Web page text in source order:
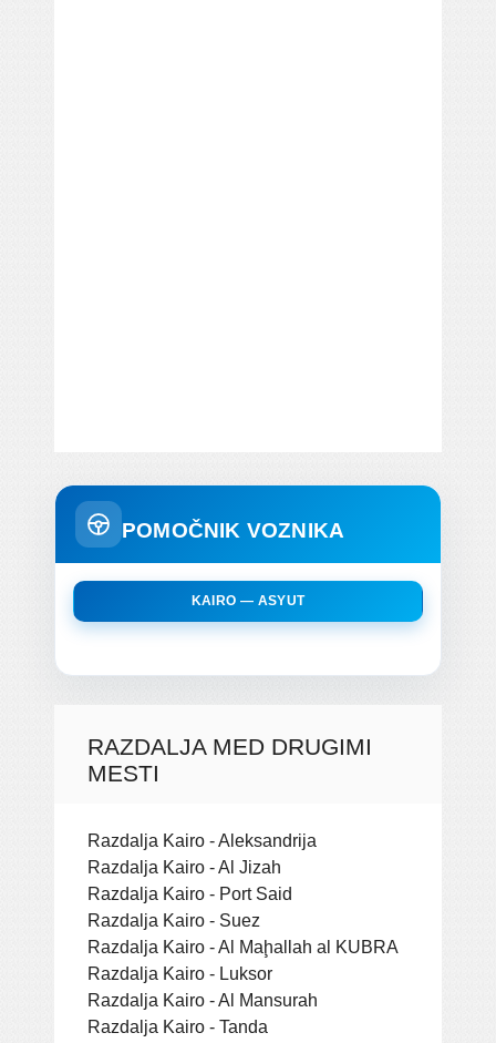
POMOČNIK VOZNIKA
KAIRO — ASYUT
RAZDALJA MED DRUGIMI
MESTI
Razdalja Kairo - Aleksandrija
Razdalja Kairo - Al Jizah
Razdalja Kairo - Port Said
Razdalja Kairo - Suez
Razdalja Kairo - Al Maḩallah al KUBRA
Razdalja Kairo - Luksor
Razdalja Kairo - Al Mansurah
Razdalja Kairo - Tanda